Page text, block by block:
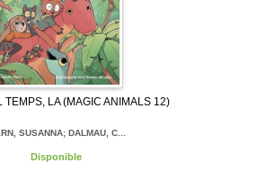
TEMPS, LA (MAGIC ANIMALS 12)
SUSANNA; DALMAU, C...
Disponible